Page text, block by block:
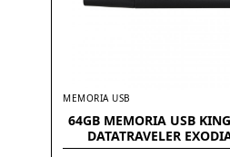
MEMORIA USB
64GB MEMORIA USB
DATATRAVELER